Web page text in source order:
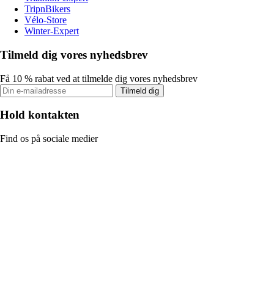
TripnBikers
Vélo-Store
Winter-Expert
Tilmeld dig vores nyhedsbrev
Få 10 % rabat ved at tilmelde dig vores nyhedsbrev
Tilmeld dig
Hold kontakten
Find os på sociale medier